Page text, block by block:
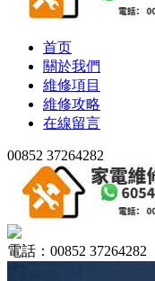
首页
關於我們
維修項目
維修攻略
在線留言
00852 37264282
電話：00852 37264282